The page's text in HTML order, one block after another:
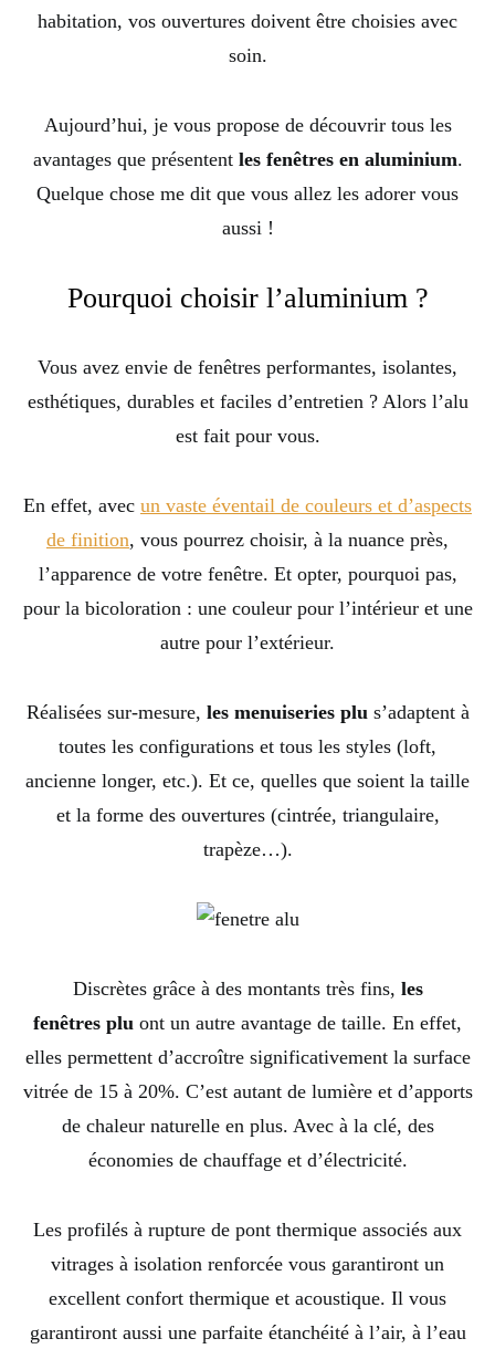
habitation, vos ouvertures doivent être choisies avec
soin.
Aujourd’hui, je vous propose de découvrir tous les
avantages que présentent les fenêtres en aluminium.
Quelque chose me dit que vous allez les adorer vous
aussi !
Pourquoi choisir l’aluminium ?
Vous avez envie de fenêtres performantes, isolantes,
esthétiques, durables et faciles d’entretien ? Alors l’alu
est fait pour vous.
En effet, avec un vaste éventail de couleurs et d’aspects
de finition, vous pourrez choisir, à la nuance près,
l’apparence de votre fenêtre. Et opter, pourquoi pas,
pour la bicoloration : une couleur pour l’intérieur et une
autre pour l’extérieur.
Réalisées sur-mesure, les menuiseries plus’adaptent à
toutes les configurations et tous les styles (loft,
ancienne longer, etc.). Et ce, quelles que soient la taille
et la forme des ouvertures (cintrée, triangulaire,
trapèze…).
Discrètes grâce à des montants très fins, les
fenêtres plu ont un autre avantage de taille. En effet,
elles permettent d’accroître significativement la surface
vitrée de 15 à 20%. C’est autant de lumière et d’apports
de chaleur naturelle en plus. Avec à la clé, des
économies de chauffage et d’électricité.
Les profilés à rupture de pont thermique associés aux
vitrages à isolation renforcée vous garantiront un
excellent confort thermique et acoustique. Il vous
garantiront aussi une parfaite étanchéité à l’air, à l’eau